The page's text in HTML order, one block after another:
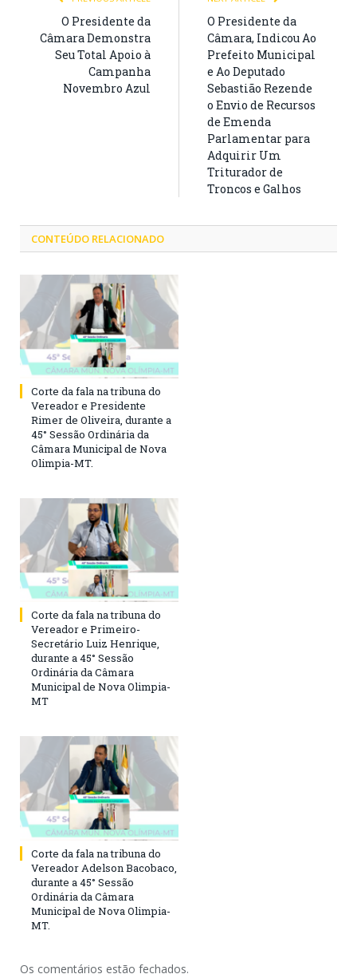
O Presidente da
Câmara Demonstra
Seu Total Apoio à
Campanha
Novembro Azul
O Presidente da
Câmara, Indicou Ao
Prefeito Municipal
e Ao Deputado
Sebastião Rezende
o Envio de Recursos
de Emenda
Parlamentar para
Adquirir Um
Triturador de
Troncos e Galhos
CONTEÚDO RELACIONADO
Corte da fala na tribuna do
Vereador e Presidente
Rimer de Oliveira, durante a
45° Sessão Ordinária da
Câmara Municipal de Nova
Olimpia-MT.
Corte da fala na tribuna do
Vereador e Primeiro-
Secretário Luiz Henrique,
durante a 45° Sessão
Ordinária da Câmara
Municipal de Nova Olimpia-
MT
Corte da fala na tribuna do
Vereador Adelson Bacobaco,
durante a 45° Sessão
Ordinária da Câmara
Municipal de Nova Olimpia-
MT.
Os comentários estão fechados.